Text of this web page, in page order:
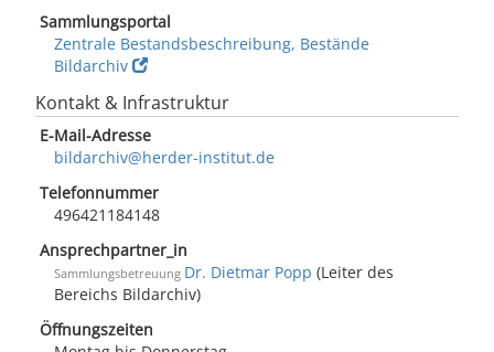
Sammlungsportal
Zentrale Bestandsbeschreibung, Bestände
Bildarchiv
Kontakt & Infrastruktur
E-Mail-Adresse
bildarchiv@herder-institut.de
Telefonnummer
496421184148
Ansprechpartner_in
Sammlungsbetreuung Dr. Dietmar Popp (Leiter des
Bereichs Bildarchiv)
Öffnungszeiten